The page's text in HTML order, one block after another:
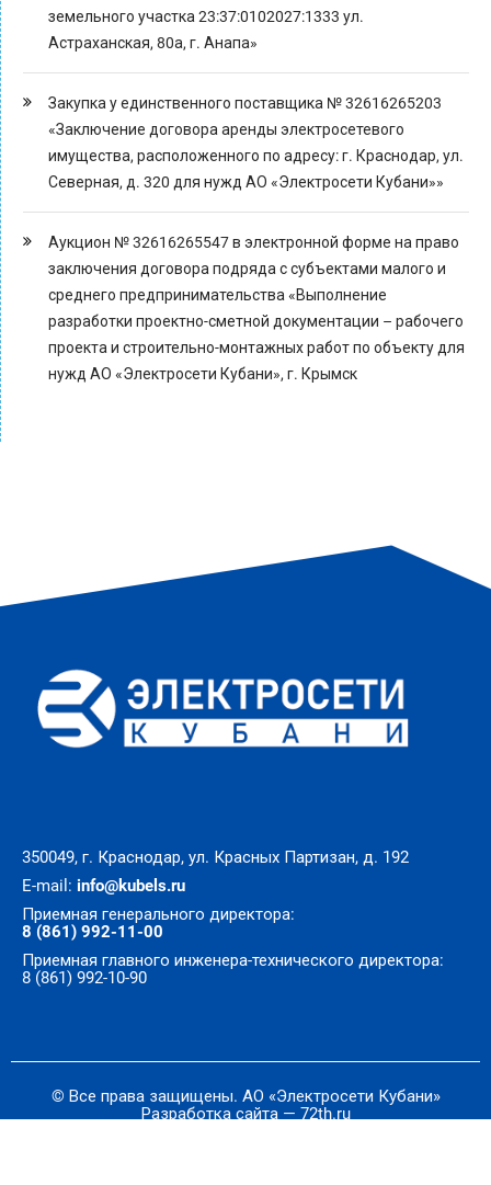
земельного участка 23:37:0102027:1333 ул.
Астраханская, 80а, г. Анапа»
Закупка у единственного поставщика № 32616265203
«Заключение договора аренды электросетевого
имущества, расположенного по адресу: г. Краснодар, ул.
Северная, д. 320 для нужд АО «Электросети Кубани»»
Аукцион № 32616265547 в электронной форме на право
заключения договора подряда с субъектами малого и
среднего предпринимательства «Выполнение
разработки проектно-сметной документации – рабочего
проекта и строительно-монтажных работ по объекту для
нужд АО «Электросети Кубани», г. Крымск
350049, г. Краснодар, ул. Красных Партизан, д. 192
E-mail: info@kubels.ru
Приемная генерального директора:
8 (861) 992-11-00
Приемная главного инженера-технического директора:
8 (861) 992-10-90
© Все права защищены. АО «Электросети Кубани»
Разработка сайта — 72th.ru